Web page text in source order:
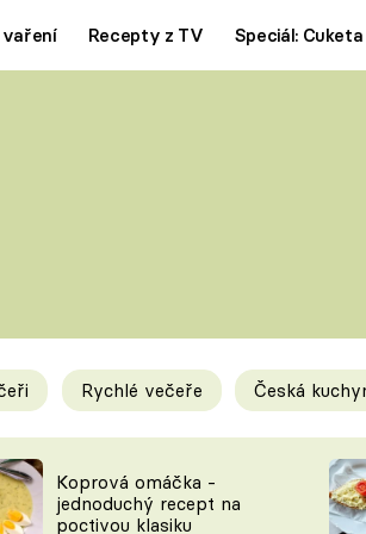
vaření Recepty z TV Speciál: Cuketa
a triky
ZA JÍDLEM
Rychlé večeře Česká
Koprová omáčka -
jednoduchý recept na
poctivou klasiku